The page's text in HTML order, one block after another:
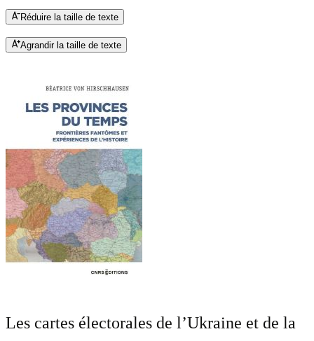
Réduire la taille de texte
Agrandir la taille de texte
Les cartes électorales de l’Ukraine et de la